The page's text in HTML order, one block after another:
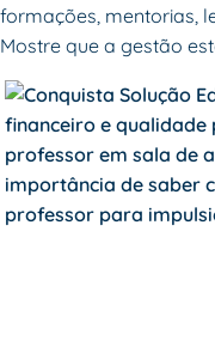
formações, mentorias,
Mostre que a gestão